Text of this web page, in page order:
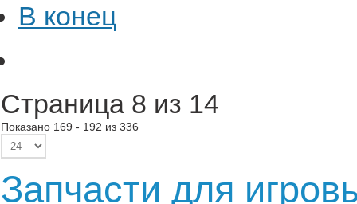
В конец
Страница 8 из 14
Показано 169 - 192 из 336
Запчасти для